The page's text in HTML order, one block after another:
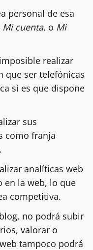
personal de esa
Mi cuenta, o Mi
realizar
que ser telefónicas
si es que dispone
sus
como franja
analíticas web
en la web, lo que
competitiva.
no podrá subir
valorar o
tampoco podrá